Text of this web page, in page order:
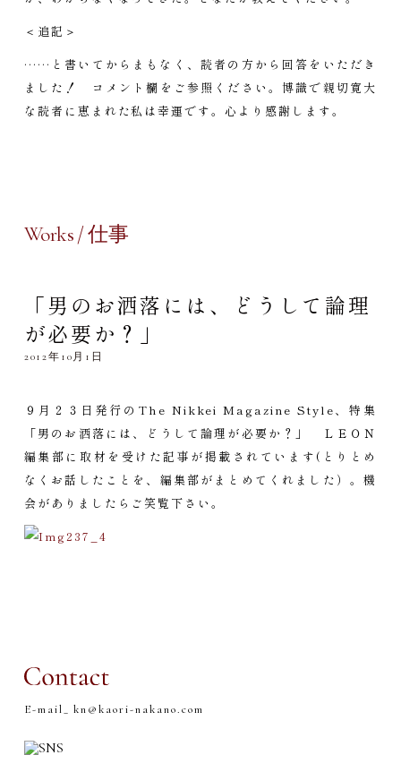
＜追記＞
……と書いてからまもなく、読者の方から回答をいただき
ました！ コメント欄をご参照ください。博識で親切寛大
な読者に恵まれた私は幸運です。心より感謝します。
Works / 仕事
「男のお洒落には、どうして論理
が必要か？」
2012年10月1日
９月２３日発行のThe Nikkei Magazine Style、特集
「男のお洒落には、どうして論理が必要か？」 ＬＥＯＮ
編集部に取材を受けた記事が掲載されています(とりとめ
なくお話したことを、編集部がまとめてくれました）。機
会がありましたらご笑覧下さい。
E-mail_kn@kaori-nakano.com